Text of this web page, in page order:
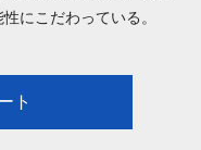
にこだわっている。
ト